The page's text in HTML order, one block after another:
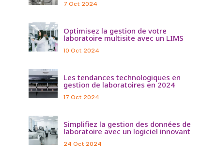
7 Oct 2024
Optimisez la gestion de votre
laboratoire multisite avec un LIMS
10 Oct 2024
Les tendances technologiques en
gestion de laboratoires en 2024
17 Oct 2024
Simplifiez la gestion des données de
laboratoire avec un logiciel innovant
24 Oct 2024